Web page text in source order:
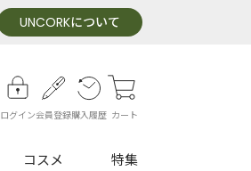
UNCORKについて
ログイン会員登録購入履歴 カート
コスメ 特集